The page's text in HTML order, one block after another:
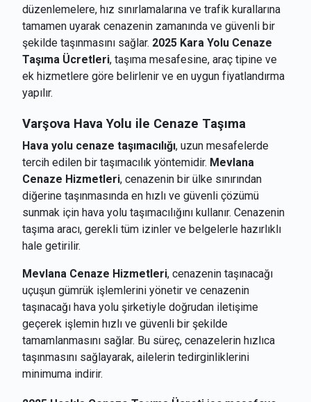
düzenlemelere, hız sınırlamalarına ve trafik kurallarına
tamamen uyarak cenazenin zamanında ve güvenli bir
şekilde taşınmasını sağlar. 2025 Kara Yolu Cenaze
Taşıma Ücretleri, taşıma mesafesine, araç tipine ve
ek hizmetlere göre belirlenir ve en uygun fiyatlandırma
yapılır.
Varşova Hava Yolu ile Cenaze Taşıma
Hava yolu cenaze taşımacılığı, uzun mesafelerde
tercih edilen bir taşımacılık yöntemidir. Mevlana
Cenaze Hizmetleri, cenazenin bir ülke sınırından
diğerine taşınmasında en hızlı ve güvenli çözümü
sunmak için hava yolu taşımacılığını kullanır. Cenazenin
taşıma aracı, gerekli tüm izinler ve belgelerle hazırlıklı
hale getirilir.
Mevlana Cenaze Hizmetleri, cenazenin taşınacağı
uçuşun gümrük işlemlerini yönetir ve cenazenin
taşınacağı hava yolu şirketiyle doğrudan iletişime
geçerek işlemin hızlı ve güvenli bir şekilde
tamamlanmasını sağlar. Bu süreç, cenazelerin hızlıca
taşınmasını sağlayarak, ailelerin tedirginliklerini
minimuma indirir.